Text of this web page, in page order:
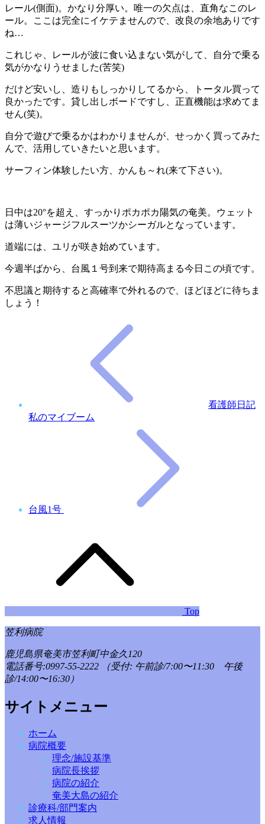
レール(側面)。かなり分厚い。唯一の欠点は、直角なこのレ
ール。ここは完全にイケテませんので、改良の余地ありです
ね…
これじゃ、レールが波に食い込まない気がして、自分で乗る
気がかなりうせました(苦笑)
だけど安いし、造りもしっかりしてるから、トータル買って
良かったです。貸し出しボードですし、正直機能は求めてま
せん(笑)。
自分で遊びで乗るかはわかりませんが、せっかく買ってみた
んで、活用していきたいと思います。
サーフィン体験したい方、かんも～れ(来て下さい)。
日中は20°を超え、すっかりポカポカ陽気の奄美。ウェット
は薄いジャージフルスーツかシーガルとなっています。
道端には、ユリが咲き始めています。
今週半ばから、台風１号到来で期待高まる今日この頃です。
不思議と期待すると高確率で外れるので、ほどほどに待ちま
しょう！
看護師日記
私のマイブーム
台風1号
Top
笠利病院
鹿児島県奄美市笠利町中金久120
電話番号:0997-55-2222
（受付: 午前診/7:00〜11:30 午後
診/14:00〜16:30）
サイトメニュー
ホーム
病院概要
理念/施設基準
病院長挨拶
病院の紹介
奄美大島の紹介
診療科/部門案内
求人情報